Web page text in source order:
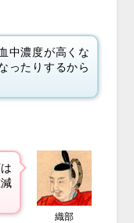
中濃度が高くな
ったりするから
織部